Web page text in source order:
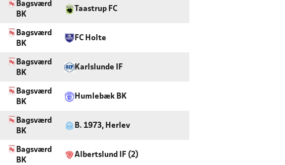
Bagsværd
BK
Taastrup FC
Bagsværd
BK
FC Holte
Bagsværd
BK
Karlslunde IF
Bagsværd
BK
Humlebæk BK
Bagsværd
BK
B. 1973, Herlev
Bagsværd
BK
Albertslund IF (2)